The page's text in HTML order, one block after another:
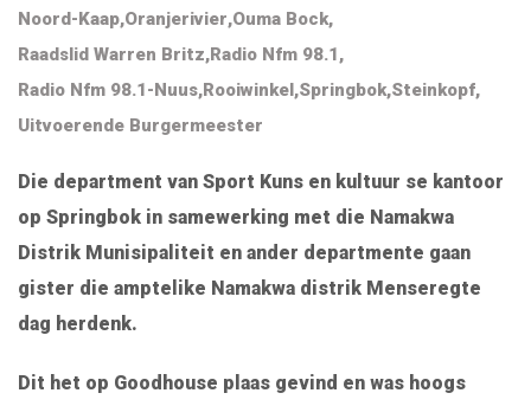
Noord-Kaap,Oranjerivier,Ouma Bock,
Raadslid Warren Britz,Radio Nfm 98.1 ,
Radio Nfm 98.1-Nuus,Rooiwinkel ,Springbok,Steinkopf,
Uitvoerende Burgermeester
Die department van Sport Kuns en kultuur se kantoor
op Springbok in samewerking met die Namakwa
Distrik Munisipaliteit en ander departmente gaan
gister die amptelike Namakwa distrik Menseregte
dag herdenk.
Dit het op Goodhouse plaas gevind en was hoogs